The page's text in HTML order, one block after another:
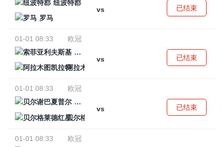
纽波特郡
vs
罗马
已结束
01-01 08:33
欧冠
索菲亚利夫斯基
vs
阿拉木图凯拉特
已结束
01-01 08:33
欧冠
贝尔谢巴夏普尔
vs
贝尔格莱德红星
已结束
01-01 08:33
欧冠